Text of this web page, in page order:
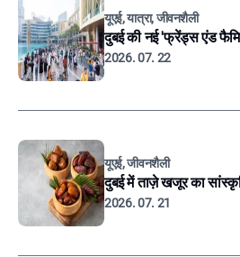
यूएई, यात्रा, जीवनशैली
दुबई की नई 'फ्रेंड्स एंड
2026. 07. 22
यूएई, जीवनशैली
दुबई में ताज़े खजूर का
2026. 07. 21